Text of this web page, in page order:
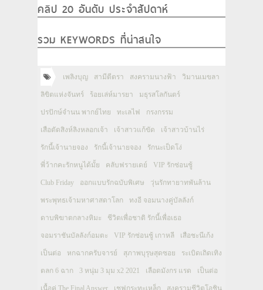
คลิป 20 อันดับ ประจำสัปดาห์
รวม KEYWORDS ที่น่าสนใจ
เพลิงบุญ สามีตีตรา สงครามนางฟ้า วิมานเมขลา
ลิขิตแห่งจันทร์ ร้อยเล่ห์มารยา มธุรสโลกันตร์
ปรปักษ์จำนน พากย์ไทย ทะเลไฟ กรงกรรม
เสือตัดสิงห์ลิงหลอกเจ้า เจ้าสาวแก้ขัด เจ้าสาวบ้านไร่
รักนี้เจ้านายจอง รักนี้เจ้านายจอง รักนะเป็ดโง่
พี่ว้ากคะรักหนูได้มั้ย คลับฟรายเดย์ VIP รักซ่อนชู้
Club Friday ออกแบบรักฉบับพิเศษ วุ่นรักทายาทพันล้าน
พระพุทธเจ้ามหาศาสดาโลก ทงอี จอมนางคู่บัลลังก์
ดาบพิฆาตกลางหิมะ ชีวิตเพื่อชาติ รักนี้เพื่อเธอ
จอมราชันบัลลังก์อมตะ VIP รักซ่อนชู้ เกาหลี เสือชะนีเก้ง
เป็นต่อ หกฉากครับจารย์ สุภาพบุรุษสุดซอย ระเบิดเถิดเทิง
ตลก 6 ฉาก 3 หนุ่ม 3 มุม x2 2021 เลือดมังกร แรด เป็นต่อ
เนื้อคู่ The Final Answer เชฟกระทะเหล็ก สงครามชีวิตโอชิน